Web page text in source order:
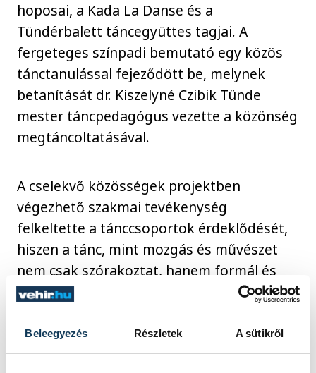
Beleegyezés Részletek A sütikről
hoposai, a Kada La Danse és a
Tündérbalett táncegyüttes tagjai. A
fergeteges színpadi bemutató egy közös
tánctanulással fejeződött be, melynek
betanítását dr. Kiszelyné Czibik Tünde
mester táncpedagógus vezette a közönség
megtáncoltatásával.
A cselekvő közösségek projektben
végezhető szakmai tevékenység
felkeltette a tánccsoportok érdeklődését,
hiszen a tánc, mint mozgás és művészet
nem csak szórakoztat, hanem formál és
párbeszédre hív.
kultúra tánc